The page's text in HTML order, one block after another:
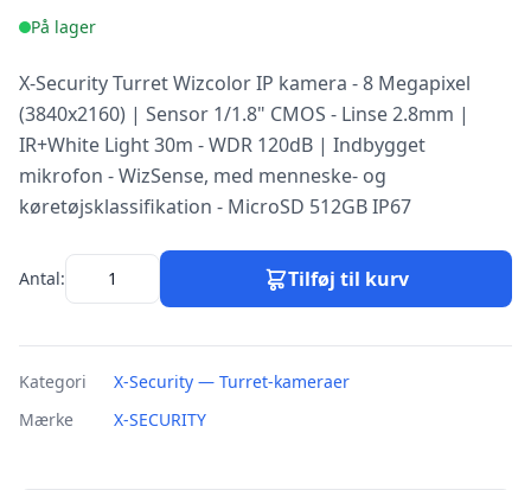
På lager
X-Security Turret Wizcolor IP kamera - 8 Megapixel
(3840x2160) | Sensor 1/1.8" CMOS - Linse 2.8mm |
IR+White Light 30m - WDR 120dB | Indbygget
mikrofon - WizSense, med menneske- og
køretøjsklassifikation - MicroSD 512GB IP67
Antal: Tilføj til kurv
Kategori
X-Security — Turret-kameraer
Mærke
X-SECURITY